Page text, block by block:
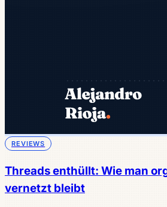
REVIEWS
Threads enthüllt: Wie man
vernetzt bleibt